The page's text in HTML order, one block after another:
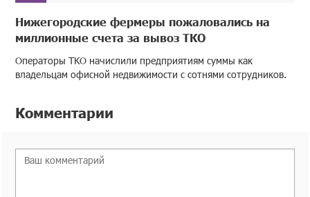
Нижегородские фермеры пожаловались на
миллионные счета за вывоз ТКО
Операторы ТКО начислили предприятиям суммы как
владельцам офисной недвижимости с сотнями сотрудников.
Комментарии